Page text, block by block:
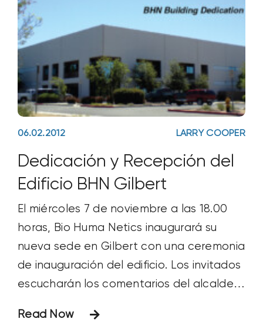
06.02.2012 LARRY COOPER
Dedicación y Recepción del
Edificio BHN Gilbert
El miércoles 7 de noviembre a las 18.00
horas, Bio Huma Netics inaugurará su
nueva sede en Gilbert con una ceremonia
de inauguración del edificio. Los invitados
escucharán los comentarios del alcalde
de BHN, Lyndon Smith, junto con una
Read Now